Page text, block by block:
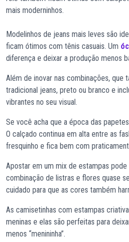
mais moderninhos.
Modelinhos de jeans mais leves são
ficam ótimos com tênis casuais. Um
diferença e deixar a produção menos
Além de inovar nas combinações, que
tradicional jeans, preto ou branco e
vibrantes no seu visual.
Se você acha que a época das
O calçado continua em alta entre as
fresquinho e fica bem com
Apostar em um mix de estampas
combinação de listras e flores quase
cuidado para que as cores também
As camisetinhas com estampas
meninas e elas são perfeitas para
menos “menininha”.